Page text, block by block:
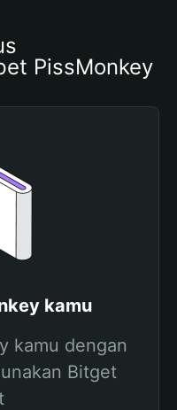
PissMonkey
kamu
kamu dengan
Bitget